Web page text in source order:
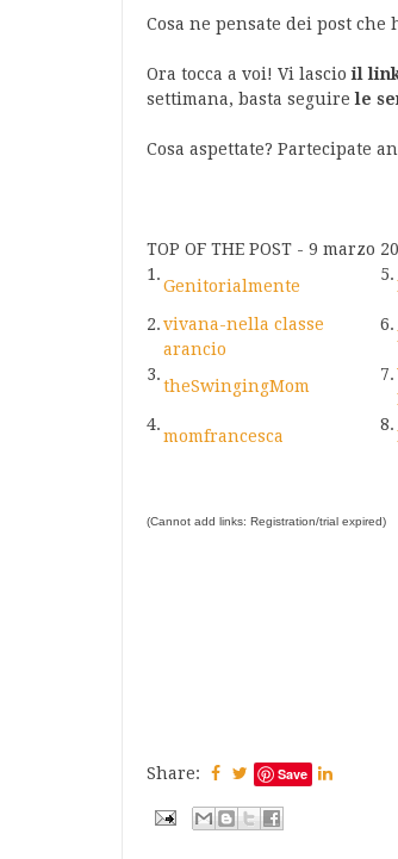
Cosa ne pensate dei post che
Ora tocca a voi! Vi lascioil
settimana, basta seguirele
Cosa aspettate? Partecipate
TOP OF THE POST - 9 marzo
1.
Genitorialmente
5.
2.vivana-nella classe
arancio
6.
3.
theSwingingMom
7.
4.
momfrancesca
8.
(Cannot add links: Registration/trial expired)
Share: Save